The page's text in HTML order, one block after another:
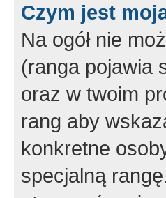
Czym jest
Na ogół nie
(ranga pojawia
oraz w twoim
rang aby
konkretne
specjalną